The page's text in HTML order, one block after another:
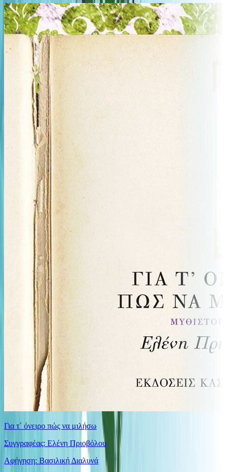
Για τ΄ όνειρο πώς να μιλήσω
Συγγραφέας: Ελένη Πριοβόλου
Αφήγηση: Βασιλική Διαλυνά